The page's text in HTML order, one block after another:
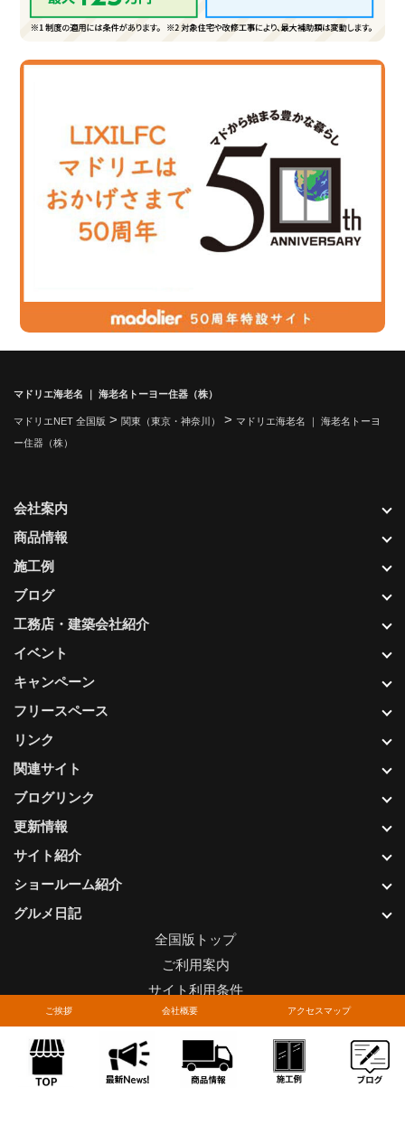
ご挨拶 会社概要 アクセスマップ
マドリエ海老名 ｜ 海老名トーヨー住器（株）
マドリエNET 全国版 > 関東（東京・神奈川） > マドリエ海老名 ｜ 海老名トーヨ
ー住器（株）
更新情報
サイト紹介
ショールーム紹介
グルメ日記
会社案内
商品情報
施工例
ブログ
工務店・建築会社紹介
イベント
キャンペーン
フリースペース
リンク
関連サイト
ブログリンク
全国版トップ
ご利用案内
サイト利用条件
プライバシーポリシー
関連リンク
お問い合わせについて